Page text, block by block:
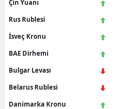
Çin Yuanı
Rus Rublesi
İsveç Kronu
BAE Dirhemi
Bulgar Levası
Belarus Rublesi
Danimarka Kronu